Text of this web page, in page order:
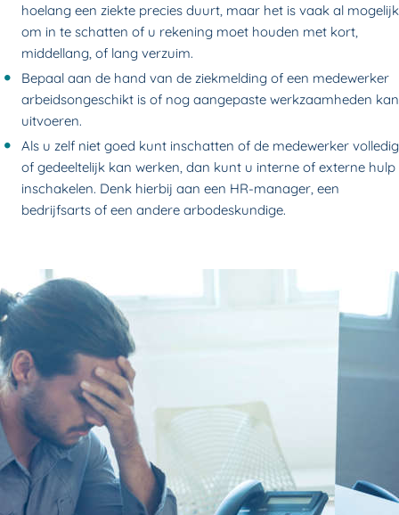
hoelang een ziekte precies duurt, maar het is vaak al mogelijk
om in te schatten of u rekening moet houden met kort,
middellang, of lang verzuim.
Bepaal aan de hand van de ziekmelding of een medewerker
arbeidsongeschikt is of nog aangepaste werkzaamheden kan
uitvoeren.
Als u zelf niet goed kunt inschatten of de medewerker volledig
of gedeeltelijk kan werken, dan kunt u interne of externe hulp
inschakelen. Denk hierbij aan een HR-manager, een
bedrijfsarts of een andere arbodeskundige.